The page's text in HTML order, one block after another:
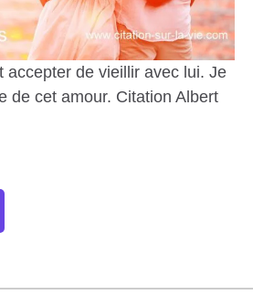
accepter de vieillir avec lui. Je
de cet amour. Citation Albert